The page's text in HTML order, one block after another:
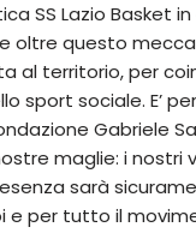
SS Lazio Basket
oltre questo
al territorio, per
sport sociale. E’
Gabriele
maglie: i nostri
sarà
e per tutto il